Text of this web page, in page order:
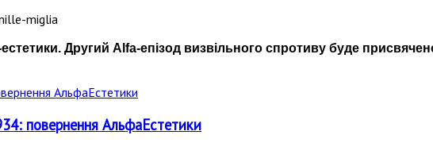
Другий Alfa-епізод визвільного спротиву буде
повернення АльфаЕстетики